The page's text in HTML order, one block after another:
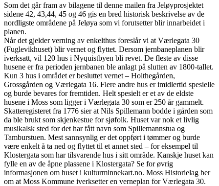
Som det går fram av bilagene til denne mailen fra Jeløyprosjektet
sidene 42, 43,44, 45 og 46 gis en bred historisk beskrivelse av de
nordligste områdene på Jeløya som vi forutsetter blir innarbeidet i
planen.
Når det gjelder verning av enkelthus foreslår vi at Værlegata 30
(Fuglevikhuset) blir vernet og flyttet. Dersom jernbaneplanen blir
iverksatt, vil 120 hus i Nyquistbyen bli revet. De fleste av disse
husene er fra perioden jernbanen ble anlagt på slutten av 1800-tallet.
Kun 3 hus i området er besluttet vernet – Holthegården,
Grossgården og Værlegata 16. Flere andre hus er imidlertid spesielle
og burde bevares for fremtiden. Helt spesielt er et av de eldste
husene i Moss som ligger i Værlegata 30 som er 250 år gammelt.
Skatteregisteret fra 1776 sier at Nils Spillemann bodde i gården som
da ble brukt som skjenkestue for sjøfolk. Huset var nok et livlig
musikalsk sted for det har fått navn som Spillemannstua og
Tamburstuen. Mest sannsynlig er det oppført i tømmer og burde
være enkelt å ta ned og flyttet til et annet sted – for eksempel til
Klostergata som har tilsvarende hus i sitt område. Kanskje huset kan
fylle en av de åpne plassene i Klostergata? Se for øvrig
informasjonen om huset i kulturminnekart.no. Moss Historielag ber
om at Moss Kommune iverksetter en verneplan for Værlegata 30.